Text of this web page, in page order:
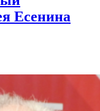
Есенина